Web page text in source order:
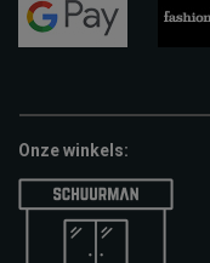
Onze winkels: